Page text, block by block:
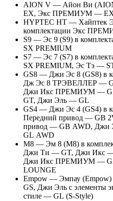
AION V — Айон Ви
EX, Экс ПРЕМИУМ — EX
HYPTEC HT — Хайптек
комплектации Экс
S9 — Эс 9 (S9) в
SX PREMIUM
S7 — Эс 7 (S7) в
SX PREMIUM, Эс Тэ —
GS8 — Джи Эс 8 (GS8) в
Дж Эс 8 ТРЭВЕЛЛЕР —
Джи Икс ПРЕМИУМ —
GT, Джи Эль — GL
GS4 — Джи Эс 4 (GS4) в
Передний привод — GB
привод — GB AWD, Джи
GL AWD
M8 — Эм 8 (M8) в
Джи Ти — GT, Джи Икс
Джи Икс ПРЕМИУМ —
LOUNGE
Empow — Эмпау
GS, Джи Эль с элементы
стиле — GL (S-Style)